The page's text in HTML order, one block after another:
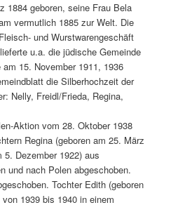
1884 geboren, seine Frau Bela
vermutlich 1885 zur Welt. Die
und Wurstwarengeschäft
u.a. die jüdische Gemeinde
15. November 1911, 1936
die Silberhochzeit der
Nelly, Freidl/Frieda, Regina,
Aktion vom 28. Oktober 1938
Regina (geboren am 25. März
5. Dezember 1922) aus
und nach Polen abgeschoben.
Tochter Edith (geboren
1939 bis 1940 in einem